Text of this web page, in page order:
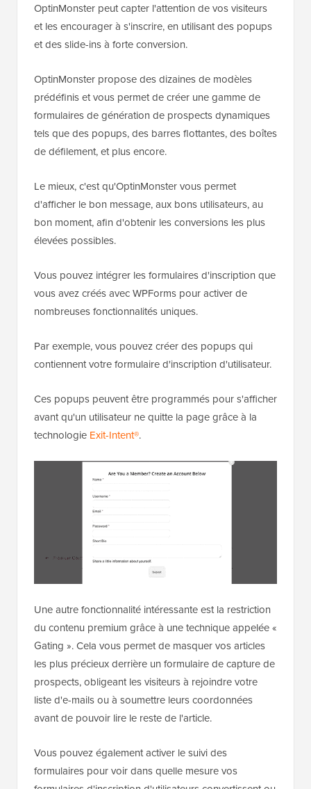
OptinMonster peut capter l'attention de vos visiteurs
et les encourager à s'inscrire, en utilisant des popups
et des slide-ins à forte conversion.
OptinMonster propose des dizaines de modèles
prédéfinis et vous permet de créer une gamme de
formulaires de génération de prospects dynamiques
tels que des popups, des barres flottantes, des boîtes
de défilement, et plus encore.
Le mieux, c'est qu'OptinMonster vous permet
d'afficher le bon message, aux bons utilisateurs, au
bon moment, afin d'obtenir les conversions les plus
élevées possibles.
Vous pouvez intégrer les formulaires d'inscription que
vous avez créés avec WPForms pour activer de
nombreuses fonctionnalités uniques.
Par exemple, vous pouvez créer des popups qui
contiennent votre formulaire d'inscription d'utilisateur.
Ces popups peuvent être programmés pour s'afficher
avant qu'un utilisateur ne quitte la page grâce à la
technologie Exit-Intent®.
Une autre fonctionnalité intéressante est la restriction
du contenu premium grâce à une technique appelée «
Gating ». Cela vous permet de masquer vos articles
les plus précieux derrière un formulaire de capture de
prospects, obligeant les visiteurs à rejoindre votre
liste d'e-mails ou à soumettre leurs coordonnées
avant de pouvoir lire le reste de l'article.
Vous pouvez également activer le suivi des
formulaires pour voir dans quelle mesure vos